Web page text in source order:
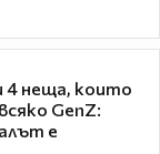
4 неща, които
GenZ:
е